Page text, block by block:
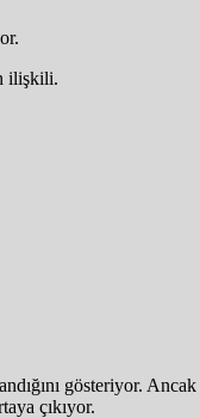
ilişkili.
gösteriyor. Ancak
çıkıyor.